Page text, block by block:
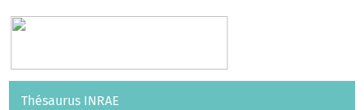
Vocabularies API
Thésaurus INRAE